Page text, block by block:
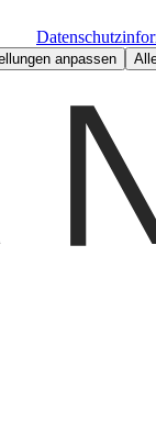
anpassen